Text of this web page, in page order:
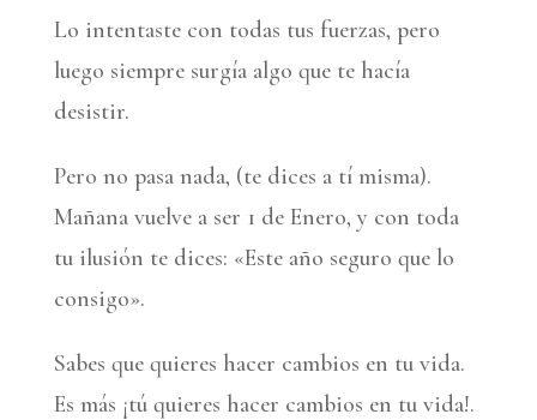
Lo intentaste con todas tus fuerzas, pero
luego siempre surgía algo que te hacía
desistir.
Pero no pasa nada, (te dices a tí misma).
Mañana vuelve a ser 1 de Enero, y con toda
tu ilusión te dices: «Este año seguro que lo
consigo».
Sabes que quieres hacer cambios en tu vida.
Es más ¡tú quieres hacer cambios en tu vida!.